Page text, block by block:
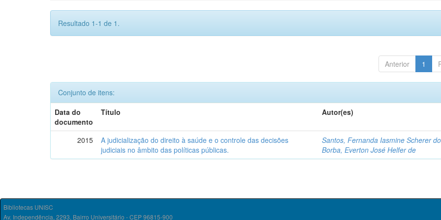
Resultado 1-1 de 1.
Anterior 1
Conjunto de itens:
Data do
documento
Título Autor(es)
2015
A judicialização do direito à saúde e o controle das decisões
judiciais no âmbito das políticas públicas.
Santos, Fernanda Iasmine Scherer
Borba, Everton José Helfer de
Bibliotecas UNISC
Av. Independência, 2293, Bairro Universitário - CEP 96815-900